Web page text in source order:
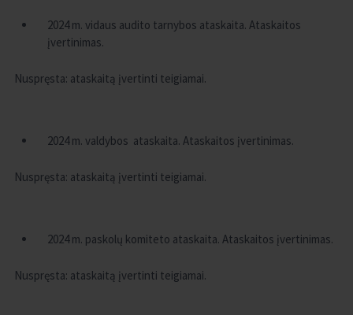
2024 m. vidaus audito tarnybos ataskaita. Ataskaitos
įvertinimas.
Nuspręsta: ataskaitą įvertinti teigiamai.
2024 m. valdybos ataskaita. Ataskaitos įvertinimas.
Nuspręsta: ataskaitą įvertinti teigiamai.
2024 m. paskolų komiteto ataskaita. Ataskaitos įvertinimas.
Nuspręsta: ataskaitą įvertinti teigiamai.